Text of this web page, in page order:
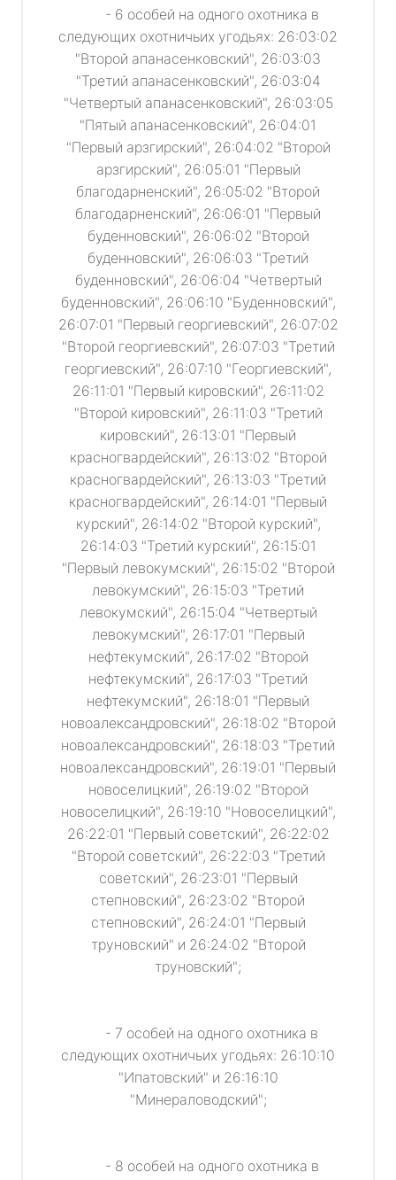
- 6 особей на одного охотника в
следующих охотничьих угодьях: 26:03:02
"Второй апанасенковский", 26:03:03
"Третий апанасенковский", 26:03:04
"Четвертый апанасенковский", 26:03:05
"Пятый апанасенковский", 26:04:01
"Первый арзгирский", 26:04:02 "Второй
арзгирский", 26:05:01 "Первый
благодарненский", 26:05:02 "Второй
благодарненский", 26:06:01 "Первый
буденновский", 26:06:02 "Второй
буденновский", 26:06:03 "Третий
буденновский", 26:06:04 "Четвертый
буденновский", 26:06:10 "Буденновский",
26:07:01 "Первый георгиевский", 26:07:02
"Второй георгиевский", 26:07:03 "Третий
георгиевский", 26:07:10 "Георгиевский",
26:11:01 "Первый кировский", 26:11:02
"Второй кировский", 26:11:03 "Третий
кировский", 26:13:01 "Первый
красногвардейский", 26:13:02 "Второй
красногвардейский", 26:13:03 "Третий
красногвардейский", 26:14:01 "Первый
курский", 26:14:02 "Второй курский",
26:14:03 "Третий курский", 26:15:01
"Первый левокумский", 26:15:02 "Второй
левокумский", 26:15:03 "Третий
левокумский", 26:15:04 "Четвертый
левокумский", 26:17:01 "Первый
нефтекумский", 26:17:02 "Второй
нефтекумский", 26:17:03 "Третий
нефтекумский", 26:18:01 "Первый
новоалександровский", 26:18:02 "Второй
новоалександровский", 26:18:03 "Третий
новоалександровский", 26:19:01 "Первый
новоселицкий", 26:19:02 "Второй
новоселицкий", 26:19:10 "Новоселицкий",
26:22:01 "Первый советский", 26:22:02
"Второй советский", 26:22:03 "Третий
советский", 26:23:01 "Первый
степновский", 26:23:02 "Второй
степновский", 26:24:01 "Первый
труновский" и 26:24:02 "Второй
труновский";
- 7 особей на одного охотника в
следующих охотничьих угодьях: 26:10:10
"Ипатовский" и 26:16:10
"Минераловодский";
- 8 особей на одного охотника в